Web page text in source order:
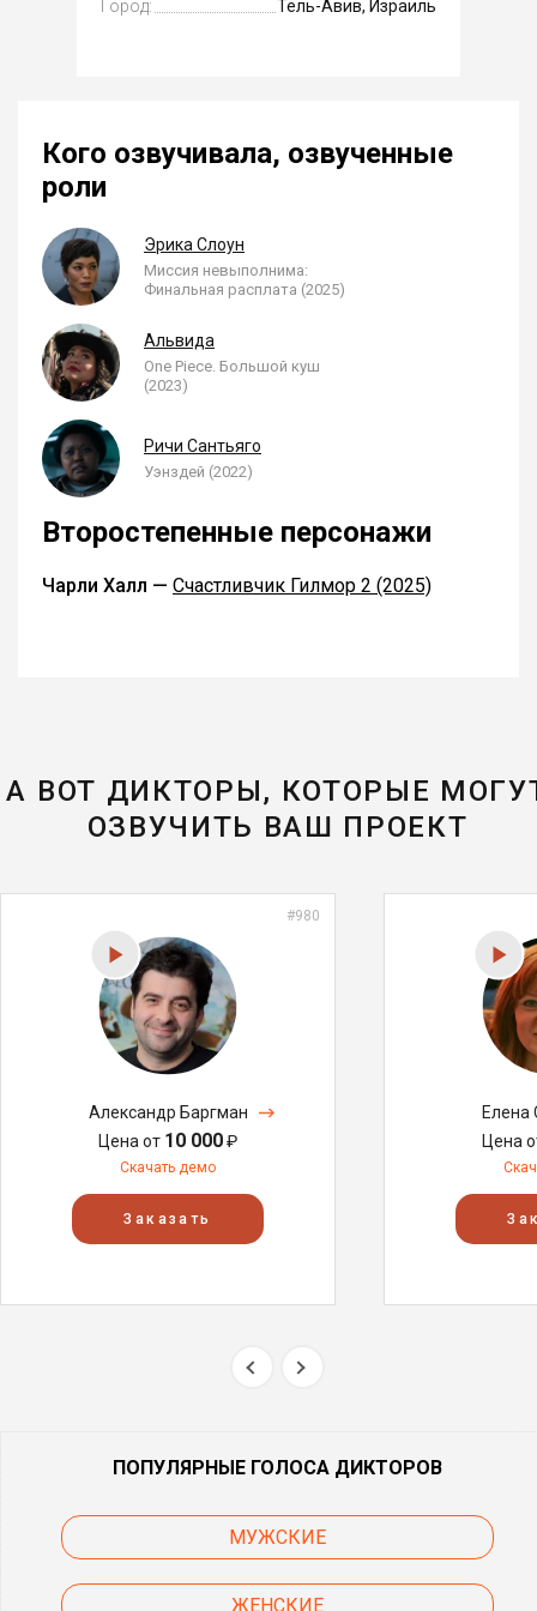
Город:
Тель-Авив, Израиль
Кого озвучивала, озвученные
роли
Эрика Слоун
Миссия невыполнима:
Финальная расплата (2025)
Альвида
One Piece. Большой куш
(2023)
Ричи Сантьяго
Уэнздей (2022)
Второстепенные персонажи
Чарли Халл — Счастливчик Гилмор 2 (2025)
А ВОТ ДИКТОРЫ, КОТОРЫЕ
ОЗВУЧИТЬ ВАШ ПРОЕКТ
#980
Александр Баргман
Цена от 10 000₽
Скачать демо
Заказать
Елена
Цена
ПОПУЛЯРНЫЕ ГОЛОСА ДИКТОРОВ
МУЖСКИЕ
ЖЕНСКИЕ